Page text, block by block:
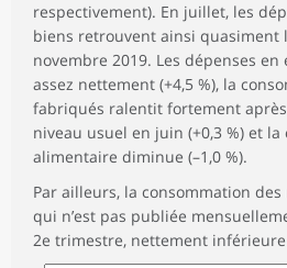
respectivement). En juillet, les
biens retrouvent ainsi quasiment
novembre 2019. Les dépenses
assez nettement (+4,5 %), la
fabriqués ralentit fortement
niveau usuel en juin (+0,3 %) et
alimentaire diminue (–1,0 %).
Par ailleurs, la consommation des
qui n’est pas publiée
2e trimestre, nettement